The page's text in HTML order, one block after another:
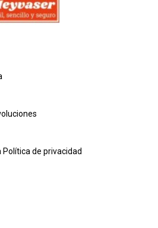
de privacidad